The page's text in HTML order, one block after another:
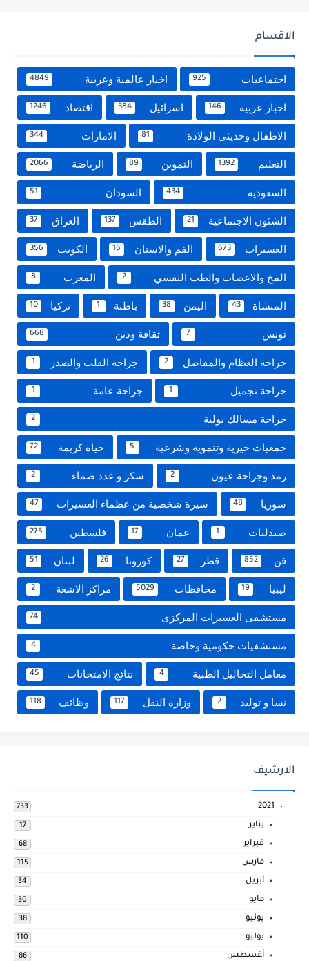
الاقسام
اجتماعيات 925 اخبار عالمية وعربية 4849
اخبار عربية 146 اسرائيل 384 اقتصاد 1246
الاطفال وحديثى الولادة 81 الامارات 344
التعليم 1392 التموين 89 الرياضة 2066
السعودية 434 السودان 51
الشئون الاجتماعية 21 الطقس 137 العراق 37
العسيرات 673 الفم والاسنان 16 الكويت 356
المخ والاعصاب والطب النفسي 2 المغرب 8
المنشاة 43 اليمن 38 باطنة 1 تركيا 10
تونس 7 ثقافة ودين 668
جراحة العظام والمفاصل 2 جراحة القلب والصدر 1
جراحة تجميل 1 جراحة عامة 1
جراحة مسالك بولية 2
جمعيات خيرية وتنموية وشرعية 5 حياة كريمة 72
رمد وجراحة عيون 2 سكر و غدد صماء 2
سوريا 48 سيرة شخصية من عظماء العسيرات 47
صيدليات 1 عمان 17 فلسطين 275
فن 852 قطر 27 كورونا 26 لبنان 51
ليبيا 19 محافظات 5029 مراكز الاشعة 2
مستشفى العسيرات المركزى 74
مستشفيات حكومية وخاصة 4
معامل التحاليل الطبية 4 نتائج الامتحانات 45
نسا و توليد 2 وزارة النقل 117 وظائف 118
الارشيف
2021
733
يناير 17
فبراير 68
مارس 115
أبريل 34
مايو 30
يونيو 38
يوليو 110
أغسطس 86